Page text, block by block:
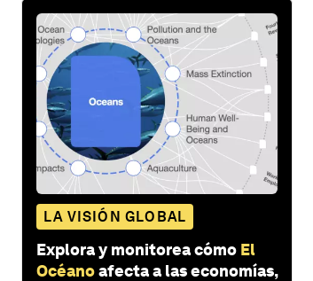
LA VISIÓN GLOBAL
Explora y monitorea cómo El
Océanoafecta a las economías,